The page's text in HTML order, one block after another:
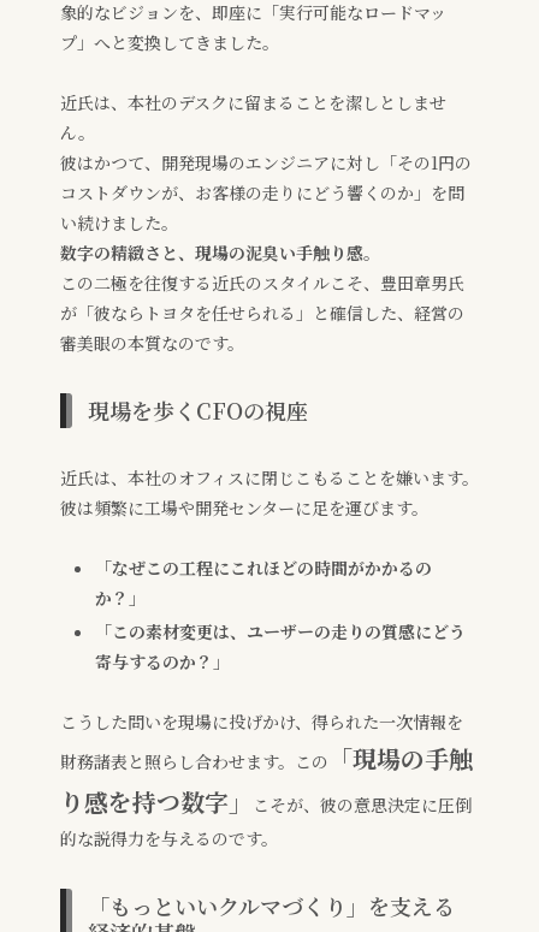
象的なビジョンを、即座に「実行可能なロードマッ
プ」へと変換してきました。
近氏は、本社のデスクに留まることを潔しとしませ
ん。
彼はかつて、開発現場のエンジニアに対し「その1円の
コストダウンが、お客様の走りにどう響くのか」を問
い続けました。
数字の精緻さと、現場の泥臭い手触り感。
この二極を往復する近氏のスタイルこそ、豊田章男氏
が「彼ならトヨタを任せられる」と確信した、経営の
審美眼の本質なのです。
現場を歩くCFOの視座
近氏は、本社のオフィスに閉じこもることを嫌います。
彼は頻繁に工場や開発センターに足を運びます。
「なぜこの工程にこれほどの時間がかかるの
か？」
「この素材変更は、ユーザーの走りの質感にどう
寄与するのか？」
こうした問いを現場に投げかけ、得られた一次情報を
財務諸表と照らし合わせます。この
「現場の手触
り感を持つ数字」
こそが、彼の意思決定に圧倒
的な説得力を与えるのです。
「もっといいクルマづくり」を支える